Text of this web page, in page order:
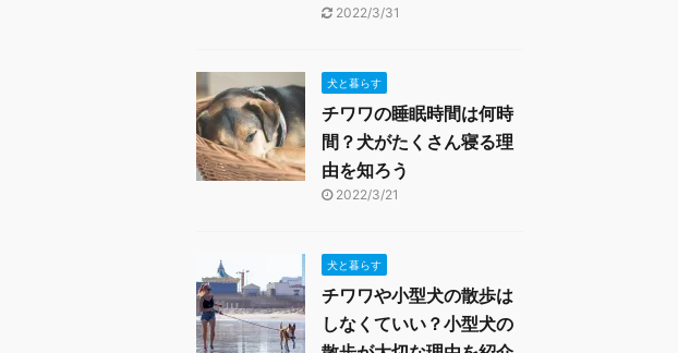
2022/3/31
犬と暮らす
チワワの睡眠時間は何時
間？犬がたくさん寝る理
由を知ろう
2022/3/21
犬と暮らす
チワワや小型犬の散歩は
しなくていい？小型犬の